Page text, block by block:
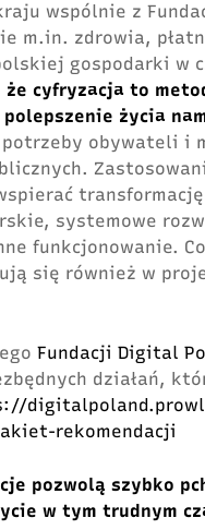
wspólnie z
m.in. zdrowia,
gospodarki w
cyfryzacja to
życia
obywateli i
systemowe
funkcjonowanie. Co
się również w
Fundacji Digital
działań,
rekomendacji
pozwolą szybko
w tym trudnym